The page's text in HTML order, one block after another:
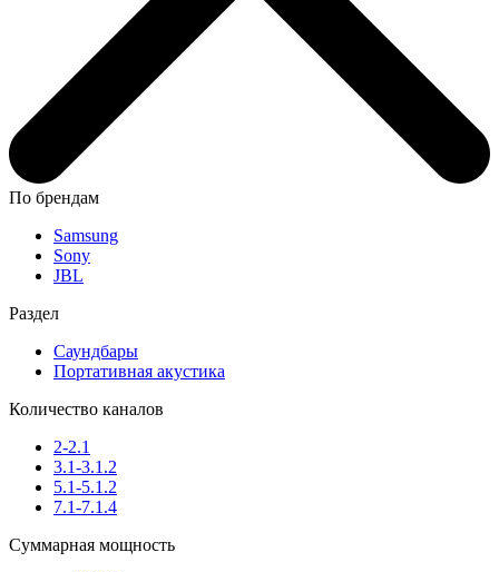
По брендам
Samsung
Sony
JBL
Раздел
Саундбары
Портативная акустика
Количество каналов
2-2.1
3.1-3.1.2
5.1-5.1.2
7.1-7.1.4
Суммарная мощность